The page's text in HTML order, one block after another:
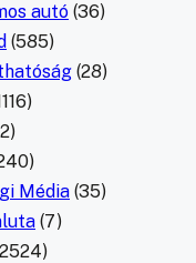
autó (36)
(585)
(28)
Média (35)
(7)